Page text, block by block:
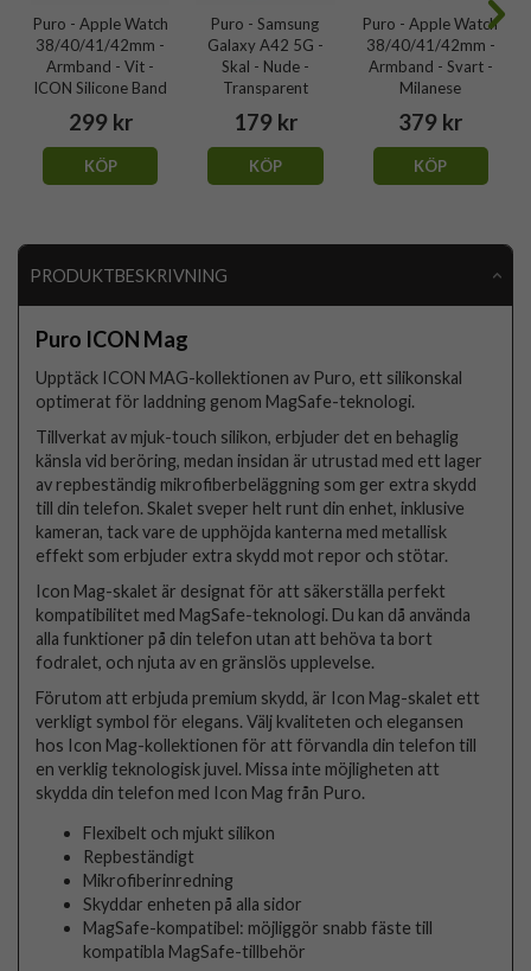
Puro - Apple Watch
38/40/41/42mm -
Armband - Vit -
ICON Silicone Band
299 kr
KÖP
Puro - Samsung
Galaxy A42 5G -
Skal - Nude -
Transparent
179 kr
KÖP
Puro - Apple Watch
38/40/41/42mm -
Armband - Svart -
Milanese
379 kr
KÖP
PRODUKTBESKRIVNING
Puro ICON Mag
Upptäck ICON MAG-kollektionen av Puro, ett silikonskal
optimerat för laddning genom MagSafe-teknologi.
Tillverkat av mjuk-touch silikon, erbjuder det en behaglig
känsla vid beröring, medan insidan är utrustad med ett lager
av repbeständig mikrofiberbeläggning som ger extra skydd
till din telefon. Skalet sveper helt runt din enhet, inklusive
kameran, tack vare de upphöjda kanterna med metallisk
effekt som erbjuder extra skydd mot repor och stötar.
Icon Mag-skalet är designat för att säkerställa perfekt
kompatibilitet med MagSafe-teknologi. Du kan då använda
alla funktioner på din telefon utan att behöva ta bort
fodralet, och njuta av en gränslös upplevelse.
Förutom att erbjuda premium skydd, är Icon Mag-skalet ett
verkligt symbol för elegans. Välj kvaliteten och elegansen
hos Icon Mag-kollektionen för att förvandla din telefon till
en verklig teknologisk juvel. Missa inte möjligheten att
skydda din telefon med Icon Mag från Puro.
Flexibelt och mjukt silikon
Repbeständigt
Mikrofiberinredning
Skyddar enheten på alla sidor
MagSafe-kompatibel: möjliggör snabb fäste till
kompatibla MagSafe-tillbehör